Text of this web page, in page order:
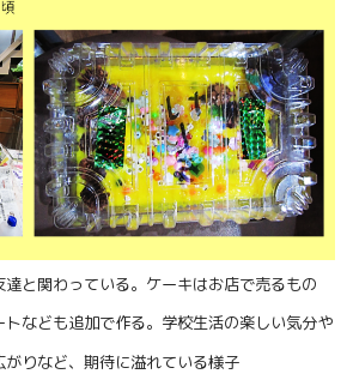
と関わっている。ケーキはお店で売るもの
なども追加で作る。学校生活の楽しい気分や
りなど、期待に溢れている様子